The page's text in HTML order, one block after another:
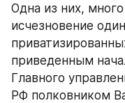
Одна из них,
исчезновение
приведенным
Главного
РФ полковником